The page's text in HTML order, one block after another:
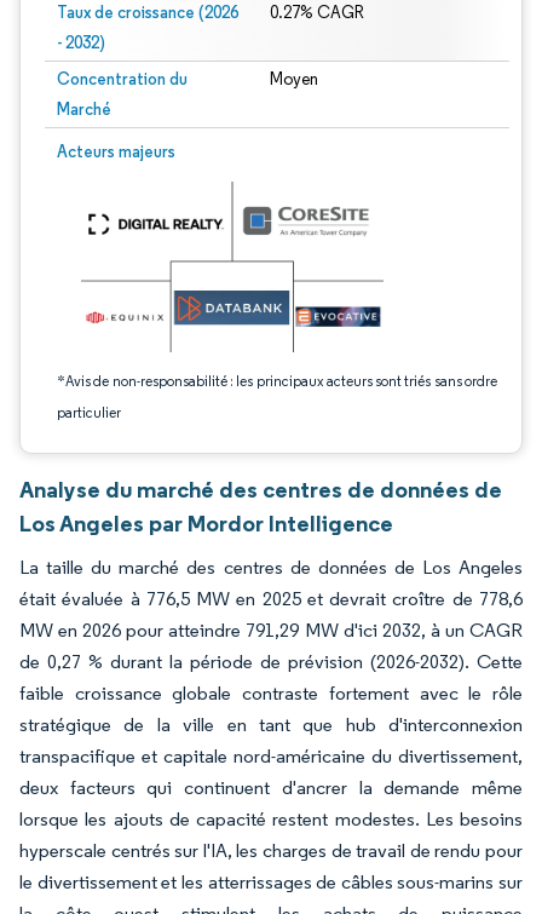
Taux de croissance (2026
- 2032)
0.27% CAGR
Concentration du
Marché
Moyen
Acteurs majeurs
*Avis de non-responsabilité : les principaux acteurs sont triés sans ordre
particulier
Image © Mordor Intelligence. La réutilisation nécessite une attribution sous CC
Analyse du marché des centres de données de
Los Angeles par Mordor Intelligence
La taille du marché des centres de données de Los Angeles
était évaluée à 776,5 MW en 2025 et devrait croître de 778,6
MW en 2026 pour atteindre 791,29 MW d'ici 2032, à un CAGR
de 0,27 % durant la période de prévision (2026-2032). Cette
faible croissance globale contraste fortement avec le rôle
stratégique de la ville en tant que hub d'interconnexion
transpacifique et capitale nord-américaine du divertissement,
deux facteurs qui continuent d'ancrer la demande même
lorsque les ajouts de capacité restent modestes. Les besoins
hyperscale centrés sur l'IA, les charges de travail de rendu pour
le divertissement et les atterrissages de câbles sous-marins sur